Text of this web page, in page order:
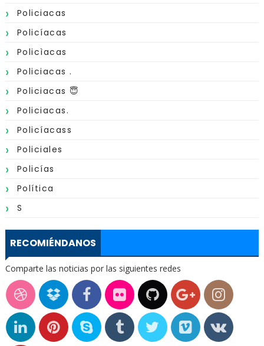
Policiacas
Policíacas
Policìacas
Policiacas .
Policiacas 😇
Policiacas.
Policíacass
Policiales
Policías
Política
S
RECOMIÉNDANOS
Comparte las noticias por las siguientes redes